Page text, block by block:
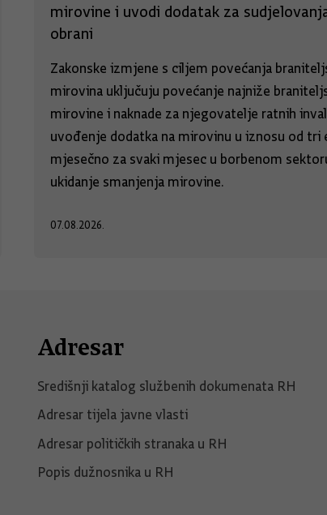
mirovine i uvodi dodatak za
obrani
Zakonske izmjene s ciljem povećanja
mirovina uključuju povećanje najniže
mirovine i naknade za njegovatelje ratnih
uvođenje dodatka na mirovinu u iznosu od tri
mjesečno za svaki mjesec u borbenom
ukidanje smanjenja mirovine.
07.08.2026.
Adresar
Središnji katalog službenih dokumenata RH
Adresar tijela javne vlasti
Adresar političkih stranaka u RH
Popis dužnosnika u RH